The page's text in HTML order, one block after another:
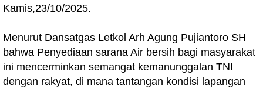
Kamis,23/10/2025.
Menurut Dansatgas Letkol Arh Agung Pujiantoro SH
bahwa Penyediaan sarana Air bersih bagi masyarakat
ini mencerminkan semangat kemanunggalan TNI
dengan rakyat, di mana tantangan kondisi lapangan